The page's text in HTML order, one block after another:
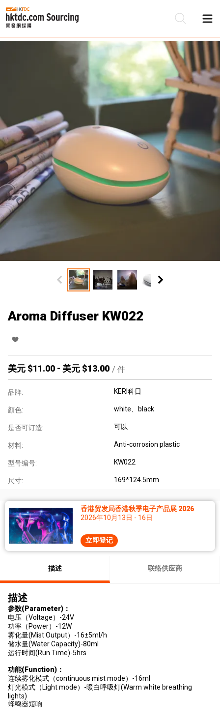
Aroma Diffuser KW022
美元 $11.00 - 美元 $13.00 / 件
品牌: KERI科日
顏色: white、black
是否可订造: 可以
材料: Anti-corrosion plastic
型号编号: KW022
尺寸: 169*124.5mm
香港贸发局香港秋季电子产品展 2026
2026年10月13日 - 16日
立即登记
描述 联络供应商
描述
参数(Parameter)：
电压（Voltage）-24V
功率（Power）-12W
雾化量(Mist Output）-16±5ml/h
储水量(Water Capacity)-80ml
运行时间(Run Time)-5hrs
功能(Function)：
连续雾化模式（continuous mist mode）-16ml
灯光模式（Light mode）-暖白呼吸灯(Warm white breathing
lights)
蜂鸣器短响